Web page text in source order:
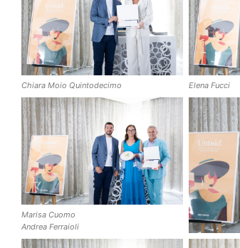
Chiara Moio Quintodecimo Elena Fucci
Marisa Cuomo
Andrea Ferraioli
Tenuta